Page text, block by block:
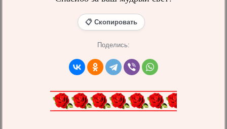
📋 Скопировать
Поделись: